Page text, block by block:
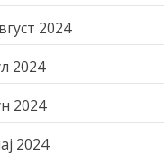
2024
2024
2024
2024